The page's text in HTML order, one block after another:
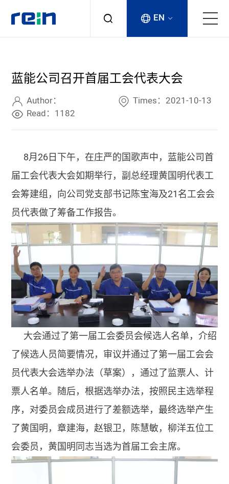
Products
Services
News & Events
Contact
EN
蓝能公司召开首届工会代表大会
Author：
Times：2021-10-13
Read：1182
8月26日下午，在庄严的国歌声中，蓝能公司首
届工会代表大会如期举行，副总经理黄国明代表工
会筹建组，向公司党支部书记陈宝海及21名工会会
员代表做了筹备工作报告。
大会通过了第一届工会委员会候选人名单，介绍
了候选人员简要情况，审议并通过了第一届工会会
员代表大会选举办法（草案），通过了监票人、计
票人名单。随后，根据选举办法，按照民主选举程
序，对委员会成员进行了差额选举，最终选举产生
了黄国明，章建海，赵银卫，陈慧敏，柳洋五位工
会委员，黄国明同志当选为首届工会主席。